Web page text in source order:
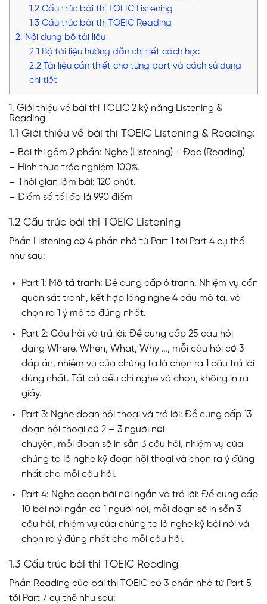
1.2 Cấu trúc bài thi TOEIC Listening
1.3 Cấu trúc bài thi TOEIC Reading
2. Nội dung bộ tài liệu
2.1 Bộ tài liệu hướng dẫn chi tiết cách học
2.2 Tài liệu cần thiết cho từng part và cách sử dụng
chi tiết
1. Giới thiệu về bài thi TOEIC 2 kỹ năng Listening &
Reading
1.1 Giới thiệu về bài thi TOEIC Listening & Reading:
– Bài thi gồm 2 phần: Nghe (Listening) + Đọc (Reading)
– Hình thức trắc nghiệm 100%.
– Thời gian làm bài: 120 phút.
– Điểm số tối đa là 990 điểm
1.2 Cấu trúc bài thi TOEIC Listening
Phần Listening có 4 phần nhỏ từ Part 1 tới Part 4 cụ thể
như sau:
Part 1: Mô tả tranh: Đề cung cấp 6 tranh. Nhiệm vụ cần
quan sát tranh, kết hợp lắng nghe 4 câu mô tả, và
chọn ra 1 ý mô tả đúng nhất.
Part 2: Câu hỏi và trả lời: Đề cung cấp 25 câu hỏi
dạng Where, When, What, Why …, mỗi câu hỏi có 3
đáp án, nhiệm vụ của chúng ta là chọn ra 1 câu trả lời
đúng nhất. Tất cả đều chỉ nghe và chọn, không in ra
giấy.
Part 3: Nghe đoạn hội thoại và trả lời: Đề cung cấp 13
đoạn hội thoại có 2 – 3 người nói
chuyện, mỗi đoạn sẽ in sẵn 3 câu hỏi, nhiệm vụ của
chúng ta là nghe kỹ đoạn hội thoại và chọn ra ý đúng
nhất cho mỗi câu hỏi.
Part 4: Nghe đoạn bài nói ngắn và trả lời: Đề cung cấp
10 bài nói ngắn có 1 người nói, mỗi đoạn sẽ in sẵn 3
câu hỏi, nhiệm vụ của chúng ta là nghe kỹ bài nói và
chọn ra ý đúng nhất cho mỗi câu hỏi.
1.3 Cấu trúc bài thi TOEIC Reading
Phần Reading của bài thi TOEIC có 3 phần nhỏ từ Part 5
tới Part 7 cụ thể như sau: